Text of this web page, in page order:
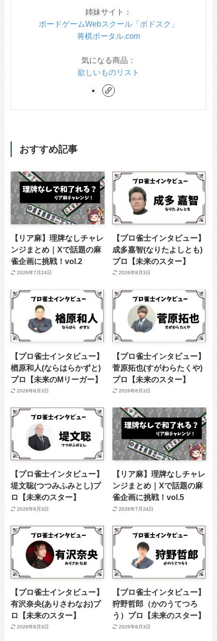
姉妹サイト：
ボードゲームWebスクール「ボドスク」
将棋ポータル.com
気になる商品：
欲しいものリスト
おすすめ記事
【リア麻】理牌なしチャレ
ンジまとめ｜Xで話題の麻
雀企画に挑戦！vol.2
2026年7月24日
【プロ雀士インタビュー】
成多嘉智(なりたよしとも)
プロ【未来のスター】
2026年8月3日
【プロ雀士インタビュー】
楢原和人(ならはらかずと)
プロ【未来のMリーガー】
2026年8月3日
【プロ雀士インタビュー】
菅原拓也(すがわらたくや)
プロ【未来のスター】
2026年8月3日
【プロ雀士インタビュー】
堤文聡(つつみふみとし)プ
ロ【未来のスター】
2026年8月3日
【リア麻】理牌なしチャレ
ンジまとめ｜Xで話題の麻
雀企画に挑戦！vol.5
2026年7月24日
【プロ雀士インタビュー】
有沢奈央(ありさわなお)プ
ロ【未来のスター】
2026年8月3日
【プロ雀士インタビュー】
狩野哲郎（かのうてつろ
う）プロ【未来のスター】
2026年8月3日